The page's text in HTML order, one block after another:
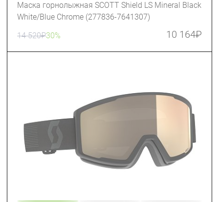
Маска горнолыжная SCOTT Shield LS Mineral Black
White/Blue Chrome (277836-7641307)
14 520₽30% 10 164₽